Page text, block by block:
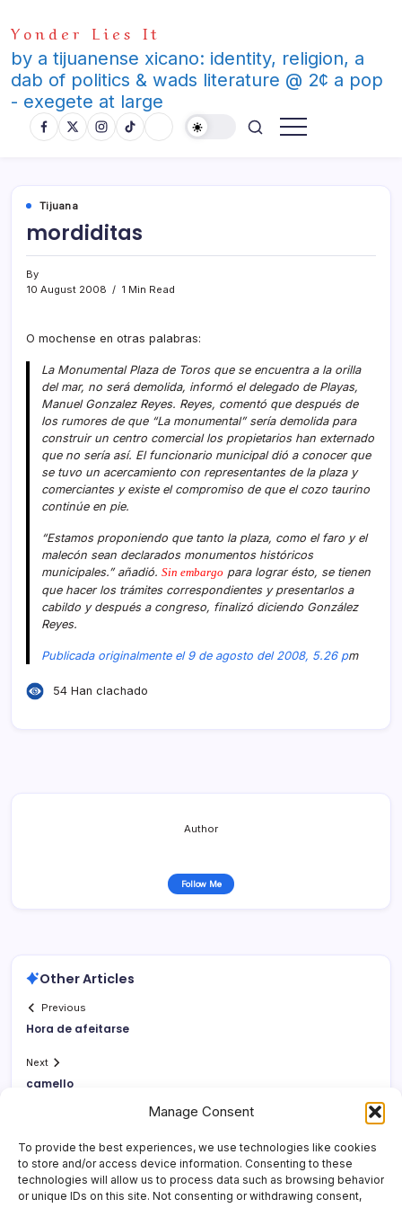
Manage Consent
To provide the best experiences, we use technologies like cookies
to store and/or access device information. Consenting to these
technologies will allow us to process data such as browsing behavior
or unique IDs on this site. Not consenting or withdrawing consent,
to
content
Yonder Lies It
by a tijuanense xicano: identity, religion, a
dab of politics & wads literature @ 2¢ a pop
- exegete at large
Tijuana
mordiditas
By
10 August 2008
1 Min Read
O mochense en otras palabras:
La Monumental Plaza de Toros que se encuentra a la orilla
del mar, no será demolida, informó el delegado de Playas,
Manuel Gonzalez Reyes. Reyes, comentó que después de
los rumores de que “La monumental” serí­a demolida para
construir un centro comercial los propietarios han externado
que no serí­a así­. El funcionario municipal dió a conocer que
se tuvo un acercamiento con representantes de la plaza y
comerciantes y existe el compromiso de que el cozo taurino
continúe en pie.
“Estamos proponiendo que tanto la plaza, como el faro y el
malecón sean declarados monumentos históricos
municipales.” añadió. Sin embargo para lograr ésto, se tienen
que hacer los trámites correspondientes y presentarlos a
cabildo y después a congreso, finalizó diciendo González
Reyes.
Publicada originalmente el 9 de agosto del 2008, 5.26 pm
54 Han clachado
Author
Follow Me
Other Articles
Previous
Hora de afeitarse
Next
camello